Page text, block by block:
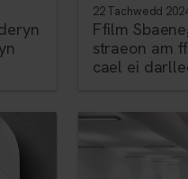
22 Tachwedd
Ffilm
straeon am
cael ei